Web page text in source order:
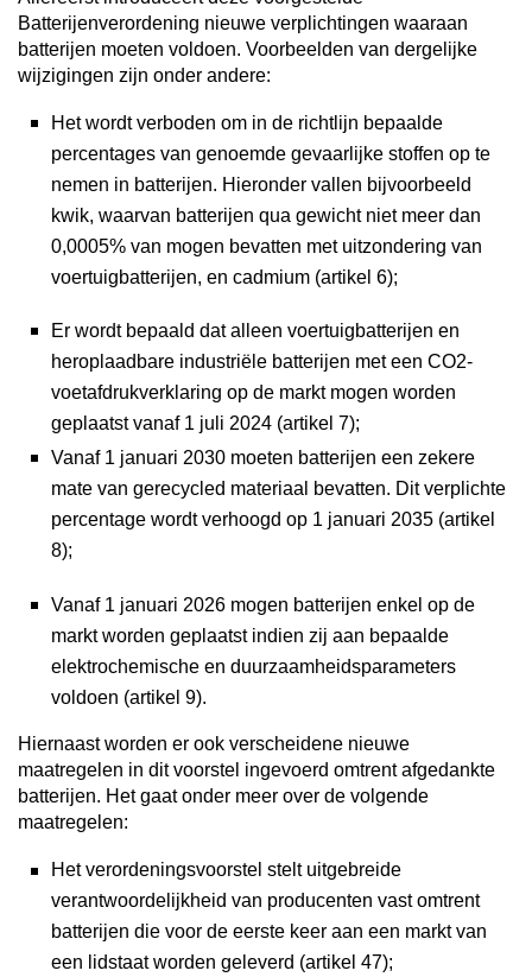
Batterijenverordening nieuwe verplichtingen waaraan
batterijen moeten voldoen. Voorbeelden van dergelijke
wijzigingen zijn onder andere:
Het wordt verboden om in de richtlijn bepaalde
percentages van genoemde gevaarlijke stoffen op te
nemen in batterijen. Hieronder vallen bijvoorbeeld
kwik, waarvan batterijen qua gewicht niet meer dan
0,0005% van mogen bevatten met uitzondering van
voertuigbatterijen, en cadmium (artikel 6);
Er wordt bepaald dat alleen voertuigbatterijen en
heroplaadbare industriële batterijen met een CO2-
voetafdrukverklaring op de markt mogen worden
geplaatst vanaf 1 juli 2024 (artikel 7);
Vanaf 1 januari 2030 moeten batterijen een zekere
mate van gerecycled materiaal bevatten. Dit verplichte
percentage wordt verhoogd op 1 januari 2035 (artikel
8);
Vanaf 1 januari 2026 mogen batterijen enkel op de
markt worden geplaatst indien zij aan bepaalde
elektrochemische en duurzaamheidsparameters
voldoen (artikel 9).
Hiernaast worden er ook verscheidene nieuwe
maatregelen in dit voorstel ingevoerd omtrent afgedankte
batterijen. Het gaat onder meer over de volgende
maatregelen:
Het verordeningsvoorstel stelt uitgebreide
verantwoordelijkheid van producenten vast omtrent
batterijen die voor de eerste keer aan een markt van
een lidstaat worden geleverd (artikel 47);